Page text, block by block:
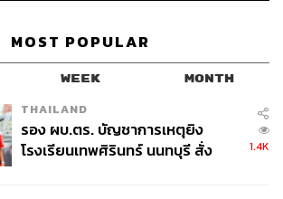
MOST POPULAR
WEEK MONTH
THAILAND
รอง ผบ.ตร. บัญชาการเหตุยิง
โรงเรียนเทพศิรินทร์ นนทบุรี สั่ง
1.4K